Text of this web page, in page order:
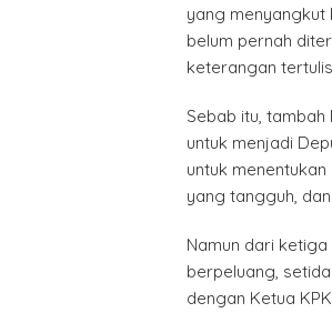
yang
belum pernah
keterangan
Sebab itu,
untuk menjadi
untuk
yang tangguh,
Namun dari
berpeluang,
dengan Ketua